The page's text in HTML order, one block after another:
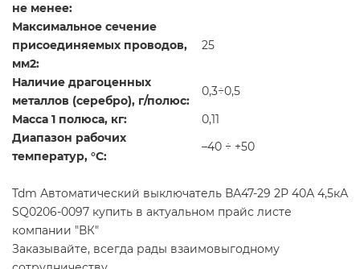
не менее:
Максимальное сечение
присоединяемых проводов,
мм2:
25
Наличие драгоценных
металлов (серебро), г/полюс:
0,3÷0,5
Масса 1 полюса, кг:
0,11
Диапазон рабочих
температур, °С:
–40 ÷ +50
Tdm Автоматический выключатель ВА47-29 2Р 40А 4,5кА
SQ0206-0097 купить в актуальном прайс листе
компании "ВК"
Заказывайте, всегда рады взаимовыгодному